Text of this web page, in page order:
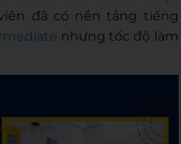
đã có nền tảng tiếng
nhưng tốc độ làm